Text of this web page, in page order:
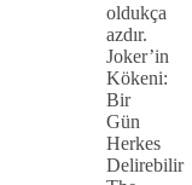
oldukça
azdır.
Joker’in
Kökeni:
Bir
Gün
Herkes
Delirebilir